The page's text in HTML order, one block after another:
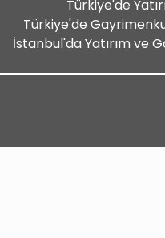
Türkiye'de
Türkiye'de
İstanbul'da Yatırım ve